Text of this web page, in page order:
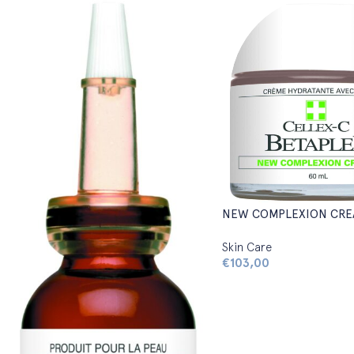
NEW COMPLEXION
Skin Care
€103,00